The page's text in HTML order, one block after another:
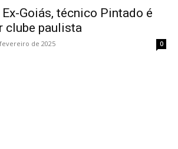
Goiás, técnico Pintado é
clube paulista
de 2025 0